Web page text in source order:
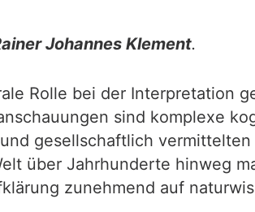
Johannes Klement.
Rolle bei der Interpretation
sind komplexe
gesellschaftlich
über Jahrhunderte hinweg
zunehmend auf